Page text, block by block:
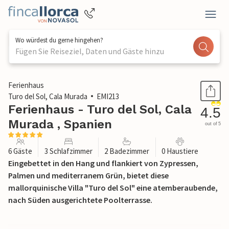
Wo würdest du gerne hingehen?
Fügen Sie Reiseziel, Daten und Gäste hinzu
1 / 37
Ferienhaus
Turo del Sol, Cala Murada
EMI213
Ferienhaus - Turo del Sol, Cala
Murada , Spanien
4.5
out of 5
6 Gäste 3 Schlafzimmer 2 Badezimmer 0 Haustiere
Eingebettet in den Hang und flankiert von Zypressen,
Palmen und mediterranem Grün, bietet diese
mallorquinische Villa "Turo del Sol" eine atemberaubende,
nach Süden ausgerichtete Poolterrasse.